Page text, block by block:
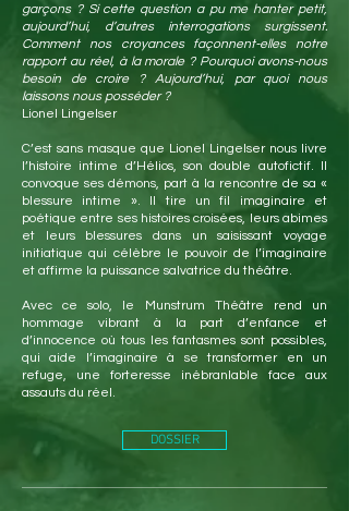
garçons ? Si cette question a pu me hanter petit,
aujourd’hui, d’autres interrogations surgissent.
Comment nos croyances façonnent-elles notre
rapport au réel, à la morale ? Pourquoi avons-nous
besoin de croire ? Aujourd’hui, par quoi nous
laissons nous posséder ?
Lionel Lingelser
C’est sans masque que Lionel Lingelser nous livre
l’histoire intime d’Hélios, son double autofictif. Il
convoque ses démons, part à la rencontre de sa «
blessure intime ». Il tire un fil imaginaire et
poétique entre ses histoires croisées, leurs abimes
et leurs blessures dans un saisissant voyage
initiatique qui célèbre le pouvoir de l’imaginaire
et affirme la puissance salvatrice du théâtre.
Avec ce solo, le Munstrum Théâtre rend un
hommage vibrant à la part d’enfance et
d’innocence où tous les fantasmes sont possibles,
qui aide l’imaginaire à se transformer en un
refuge, une forteresse inébranlable face aux
assauts du réel.
DOSSIER